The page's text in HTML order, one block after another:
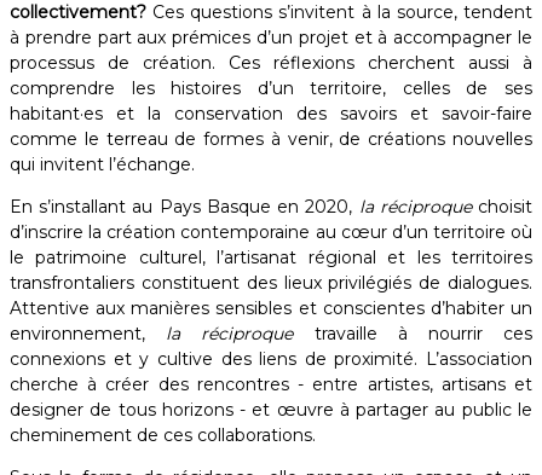
collectivement? Ces questions s’invitent à la source, tendent
à prendre part aux prémices d’un projet et à accompagner le
processus de création. Ces réflexions cherchent aussi à
comprendre les histoires d’un territoire, celles de ses
habitant·es et la conservation des savoirs et savoir-faire
comme le terreau de formes à venir, de créations nouvelles
qui invitent l’échange.
En s’installant au Pays Basque en 2020, la réciproque choisit
d’inscrire la création contemporaine au cœur d’un territoire où
le patrimoine culturel, l’artisanat régional et les territoires
transfrontaliers constituent des lieux privilégiés de dialogues.
Attentive aux manières sensibles et conscientes d’habiter un
environnement, la réciproquetravaille à nourrir ces
connexions et y cultive des liens de proximité. L’association
cherche à créer des rencontres - entre artistes, artisans et
designer de tous horizons - et œuvre à partager au public le
cheminement de ces collaborations. ​